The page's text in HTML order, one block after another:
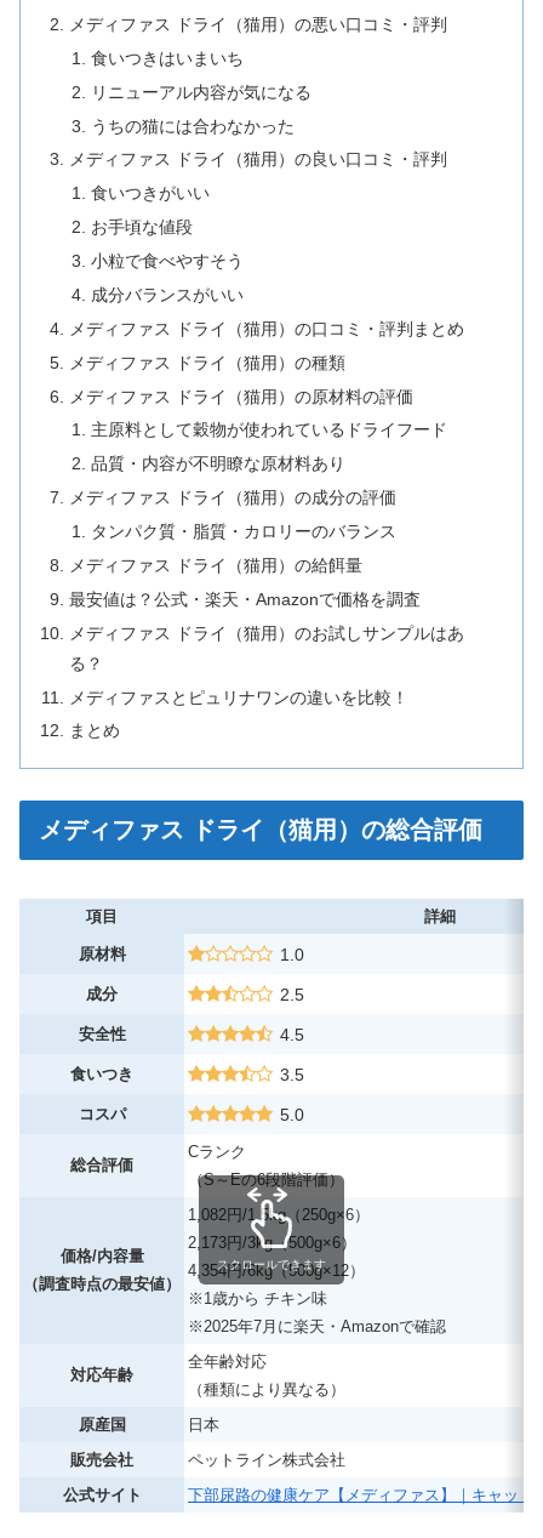
メディファス ドライ（猫用）の悪い口コミ・評判
食いつきはいまいち
リニューアル内容が気になる
うちの猫には合わなかった
メディファス ドライ（猫用）の良い口コミ・評判
食いつきがいい
お手頃な値段
小粒で食べやすそう
成分バランスがいい
メディファス ドライ（猫用）の口コミ・評判まとめ
メディファス ドライ（猫用）の種類
メディファス ドライ（猫用）の原材料の評価
主原料として穀物が使われているドライフード
品質・内容が不明瞭な原材料あり
メディファス ドライ（猫用）の成分の評価
タンパク質・脂質・カロリーのバランス
メディファス ドライ（猫用）の給餌量
最安値は？公式・楽天・Amazonで価格を調査
メディファス ドライ（猫用）のお試しサンプルはあ
る？
メディファスとピュリナワンの違いを比較！
まとめ
メディファス ドライ（猫用）の総合評価
項目 詳細
原材料 1.0
成分 2.5
安全性 4.5
食いつき 3.5
コスパ 5.0
総合評価
Cランク
（S～Eの6段階評価）
価格/内容量
（調査時点の最安値）
1,082円/1.5kg（250g×6）
2,173円/3kg（500g×6）
4,354円/6kg（500g×12）
※1歳から チキン味
※2025年7月に楽天・Amazonで確認
対応年齢
全年齢対応
（種類により異なる）
原産国
日本
販売会社
ペットライン株式会社
公式サイト
下部尿路の健康ケア【メディファス】｜キャット
スクロールできます